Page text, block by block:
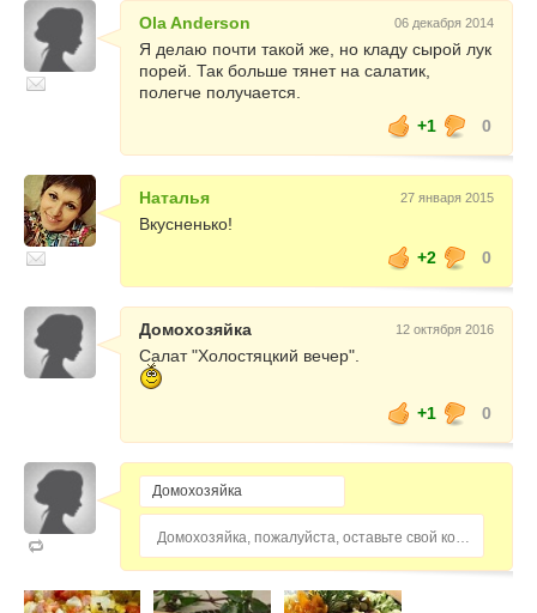
Ola Anderson 06 декабря 2014
Я делаю почти такой же, но кладу сырой лук
порей. Так больше тянет на салатик,
полегче получается.
+1
0
Наталья 27 января 2015
Вкусненько!
+2
0
Домохозяйка 12 октября 2016
Салат "Холостяцкий вечер".
+1 0